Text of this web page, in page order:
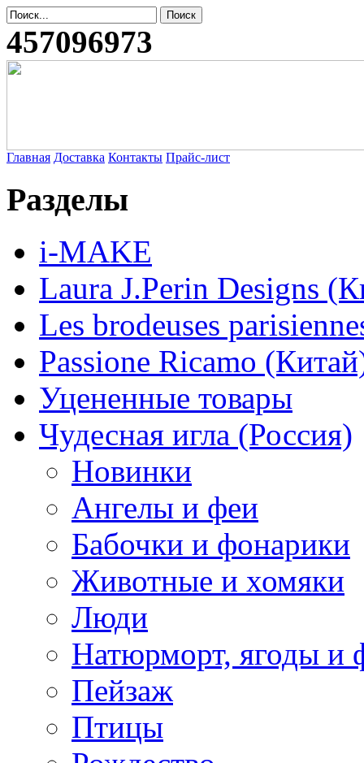
457096973
Главная Доставка Контакты Прайс-лист
Разделы
i-MAKE
Laura J.Perin Designs
Les brodeuses
Passione Ricamo
Уцененные товары
Чудесная игла (Россия)
Новинки
Ангелы и феи
Бабочки и фонарики
Животные и хомяки
Люди
Натюрморт, ягоды и
Пейзаж
Птицы